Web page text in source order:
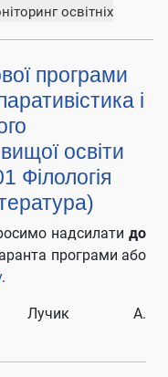
освітніх
програми
і
освіти
Філологія
надсилати до
програми або
.
А.